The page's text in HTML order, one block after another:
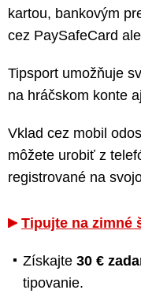
kartou, bankovým
cez PaySafeCard
Tipsport umožňuje
na hráčskom konte
Vklad cez mobil
môžete urobiť z
registrované na
Tipujte na zimné
Získajte 30 €
tipovanie.